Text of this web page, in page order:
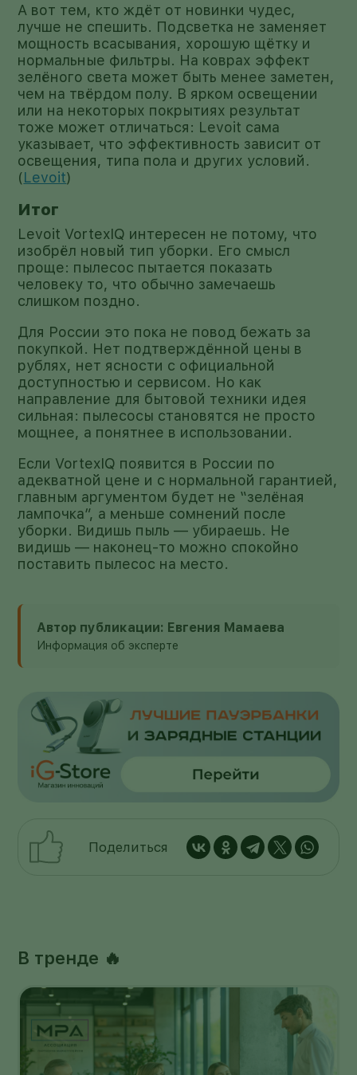
А вот тем, кто ждёт от новинки чудес,
лучше не спешить. Подсветка не заменяет
мощность всасывания, хорошую щётку и
нормальные фильтры. На коврах эффект
зелёного света может быть менее заметен,
чем на твёрдом полу. В ярком освещении
или на некоторых покрытиях результат
тоже может отличаться: Levoit сама
указывает, что эффективность зависит от
освещения, типа пола и других условий.
(Levoit)
Итог
Levoit VortexIQ интересен не потому, что
изобрёл новый тип уборки. Его смысл
проще: пылесос пытается показать
человеку то, что обычно замечаешь
слишком поздно.
Для России это пока не повод бежать за
покупкой. Нет подтверждённой цены в
рублях, нет ясности с официальной
доступностью и сервисом. Но как
направление для бытовой техники идея
сильная: пылесосы становятся не просто
мощнее, а понятнее в использовании.
Если VortexIQ появится в России по
адекватной цене и с нормальной гарантией,
главным аргументом будет не “зелёная
лампочка”, а меньше сомнений после
уборки. Видишь пыль — убираешь. Не
видишь — наконец-то можно спокойно
поставить пылесос на место.
Автор публикации: Евгения Мамаева
Информация об эксперте
Поделиться
В тренде 🔥